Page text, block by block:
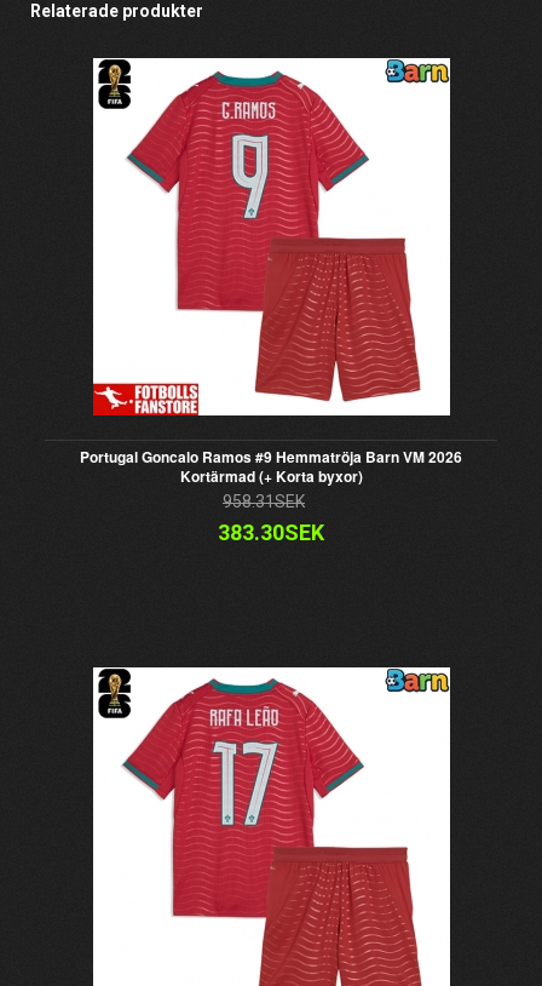
Relaterade produkter
Portugal Goncalo Ramos #9 Hemmatröja Barn VM 2026
Kortärmad (+ Korta byxor)
958.31SEK
383.30SEK